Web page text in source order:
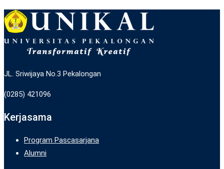
JL. Sriwijaya No.3 Pekalongan
(0285) 421096
Kerjasama
Program Pascasarjana
Alumni